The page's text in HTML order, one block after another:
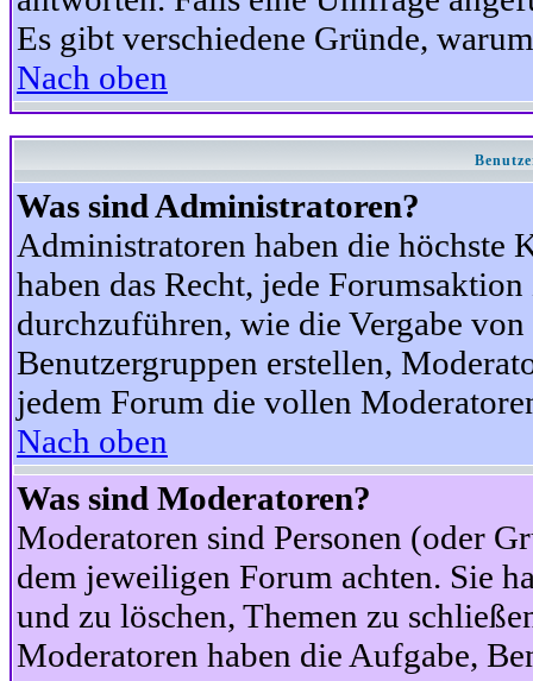
Es gibt verschiedene Gründe,
Nach oben
Was sind Administratoren?
Administratoren haben die höchste
haben das Recht, jede
durchzuführen, wie die Vergabe
Benutzergruppen erstellen,
jedem Forum die vollen
Nach oben
Was sind Moderatoren?
Moderatoren sind Personen (oder
dem jeweiligen Forum achten. Sie
und zu löschen, Themen zu
Moderatoren haben die Aufgabe,